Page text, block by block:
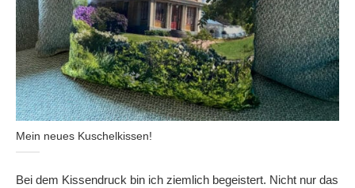
Mein neues Kuschelkissen!
Bei dem Kissendruck bin ich ziemlich begeistert. Nicht nur das